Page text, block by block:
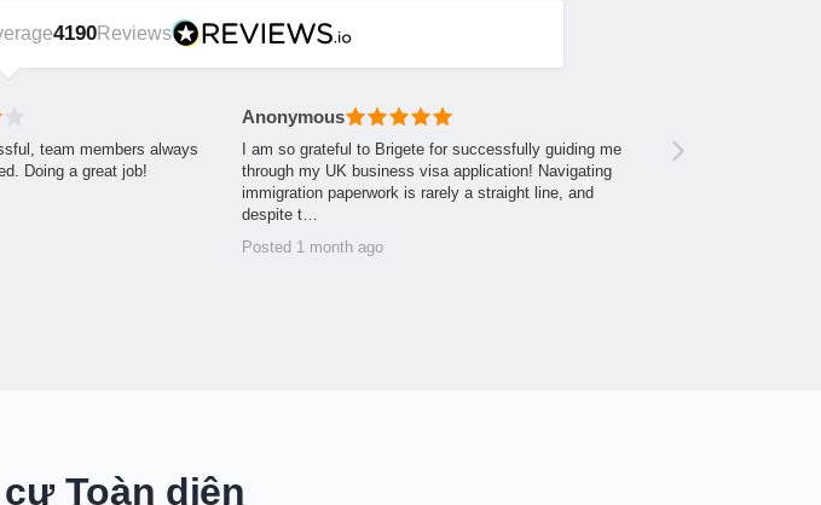
4190Reviews
team members always
Doing a great job!
Anonymous
I am so grateful to Brigete for successfully guiding me
through my UK business visa application! Navigating
immigration paperwork is rarely a straight line, and
despite t…
Posted 1 month ago
Toàn diện